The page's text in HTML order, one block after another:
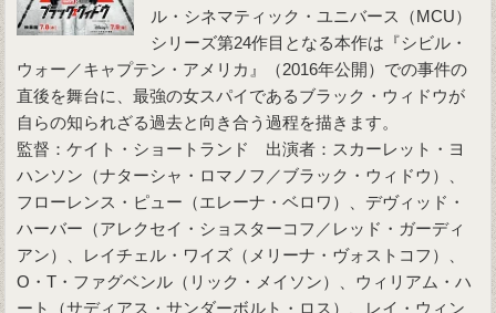
ル・シネマティック・ユニバース（MCU）
シリーズ第24作目となる本作は『シビル・
ウォー／キャプテン・アメリカ』（2016年公開）での事件の
直後を舞台に、最強の女スパイであるブラック・ウィドウが
自らの知られざる過去と向き合う過程を描きます。
監督：ケイト・ショートランド 出演者：スカーレット・ヨ
ハンソン（ナターシャ・ロマノフ／ブラック・ウィドウ）、
フローレンス・ピュー（エレーナ・ベロワ）、デヴィッド・
ハーバー（アレクセイ・ショスターコフ／レッド・ガーディ
アン）、レイチェル・ワイズ（メリーナ・ヴォストコフ）、
O・T・ファグベンル（リック・メイソン）、ウィリアム・ハ
ート（サディアス・サンダーボルト・ロス）、レイ・ウィン